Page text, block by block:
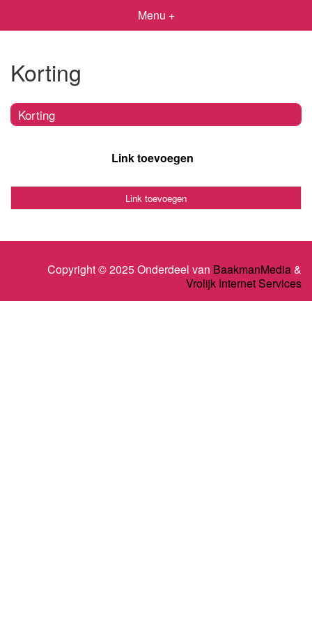
Menu +
Korting
Korting
Link toevoegen
Link toevoegen
Copyright © 2025 Onderdeel van BaakmanMedia&
Vrolijk Internet Services